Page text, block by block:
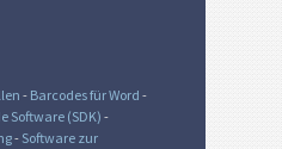
- Barcodes für Word -
Software (SDK) -
- Software zur